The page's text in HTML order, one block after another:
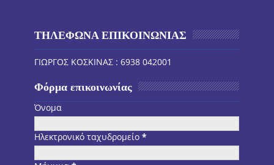
ΤΗΛΕΦΩΝΑ ΕΠΙΚΟΙΝΩΝΙΑΣ
ΓΙΩΡΓΟΣ ΚΟΣΚΙΝΑΣ : 6938 042001
Φόρμα επικοινωνίας
Όνομα
Ηλεκτρονικό ταχυδρομείο*